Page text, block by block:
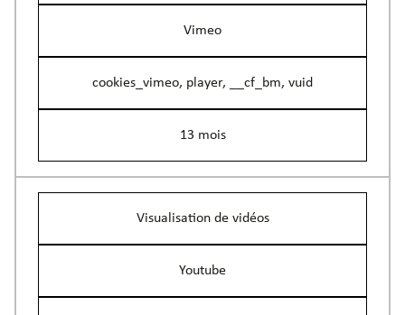
Vimeo
cookies_vimeo, player, __cf_bm, vuid
13 mois
Visualisation de vidéos
Youtube